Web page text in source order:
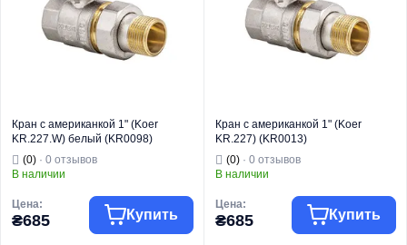
Кран с американкой 1" (Koer
KR.227.W) белый (KR0098)
(0) · 0 отзывов
В наличии
Цена:
₴685 Купить
Кран с американкой 1" (Koer
KR.227) (KR0013)
(0)· 0 отзывов
В наличии
Цена:
₴685 Купить